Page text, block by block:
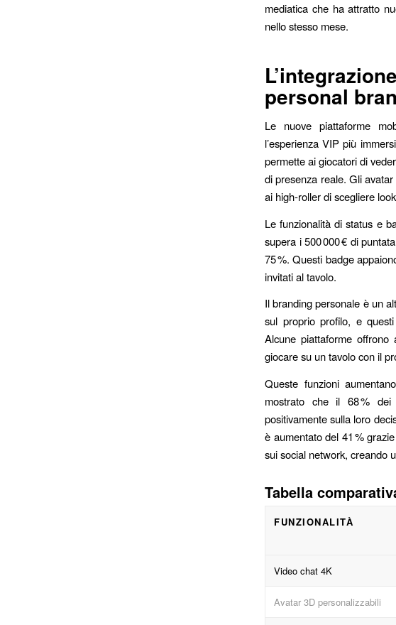
mediatica che ha attratto
nello stesso mese.
personal
Le nuove piattaforme
l’esperienza VIP più
permette ai giocatori di
di presenza reale. Gli
ai high‑roller di scegliere
Le funzionalità di status e
supera i 500 000 € di
75 %. Questi badge
invitati al tavolo.
Il branding personale è un
sul proprio profilo, e
Alcune piattaforme
giocare su un tavolo con il
Queste funzioni
mostrato che il 68 %
positivamente sulla loro
è aumentato del 41 %
sui social network, creando
Tabella
FUNZIONALITÀ
Video chat 4K
Avatar 3D personalizzabili